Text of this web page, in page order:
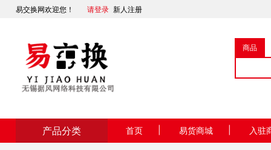
易交换网欢迎您！ 请登录 新人注册
商品
产品分类 首页 易货商城 入驻